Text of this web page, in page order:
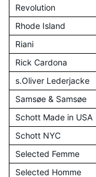
Revolution
Rhode Island
Riani
Rick Cardona
s.Oliver Lederjacke
Samsøe & Samsøe
Schott Made in USA
Schott NYC
Selected Femme
Selected Homme